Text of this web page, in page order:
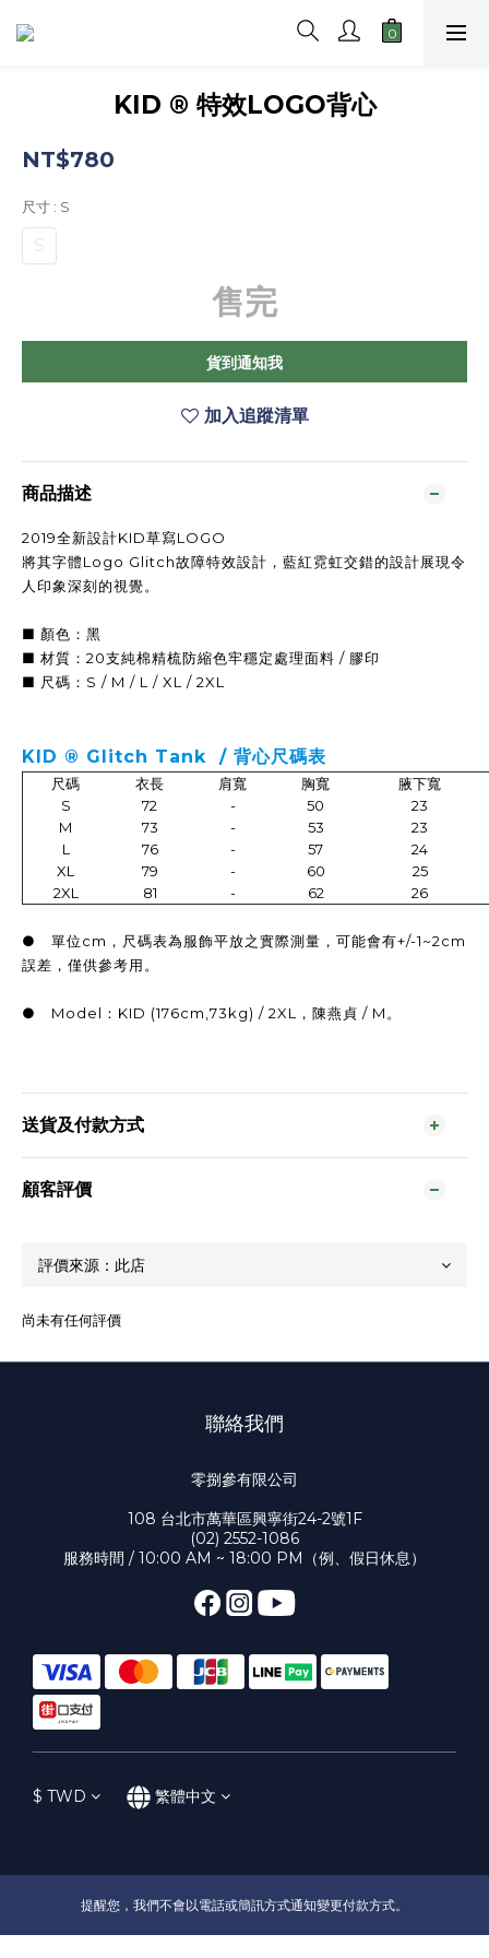
KID ® 特效LOGO背心
NT$780
尺寸 : S
S
售完
貨到通知我
加入追蹤清單
商品描述
2019全新設計KID草寫LOGO
將其字體Logo Glitch故障特效設計，藍紅霓虹交錯的設計展現令
人印象深刻的視覺。
■ 顏色：黑
■ 材質：20支純棉精梳防縮色牢穩定處理面料 / 膠印
■ 尺碼：S / M / L / XL / 2XL
KID ® Glitch Tank / 背心尺碼表
尺碼 衣長 肩寬 胸寬
腋下寬
S
72 - 50
23
M
73 - 53
23
L
76 - 57
24
XL
79 - 60
25
2XL
81 - 62 26
● 單位cm，尺碼表為服飾平放之實際測量，可能會有+/-1~2cm
誤差，僅供參考用。
● Model：KID (176cm,73kg) / 2XL，陳燕貞 / M。
送貨及付款方式
顧客評價
尚未有任何評價
聯絡我們
零捌參有限公司
108 台北市萬華區興寧街24-2號1F
(02) 2552-1086
服務時間 / 10:00 AM ~ 18:00 PM（例、假日休息）
$ TWD 繁體中文
提醒您，我們不會以電話或簡訊方式通知變更付款方式。